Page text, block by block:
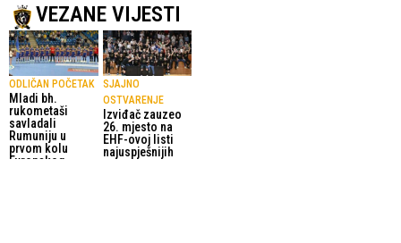
VEZANE VIJESTI
ODLIČAN POČETAK
Mladi bh.
rukometaši
savladali
Rumuniju u
prvom kolu
Evropskog
SJAJNO
OSTVARENJE
Izviđač zauzeo
26. mjesto na
EHF-ovoj listi
najuspješnijih